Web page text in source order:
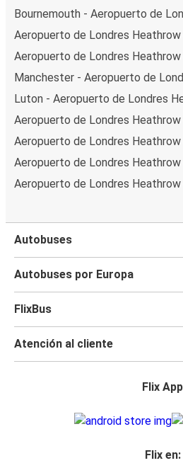
Bournemouth - Aeropuerto de
Aeropuerto de Londres
Aeropuerto de Londres
Manchester - Aeropuerto de
Luton - Aeropuerto de Londres
Aeropuerto de Londres
Aeropuerto de Londres
Aeropuerto de Londres
Aeropuerto de Londres Heathrow
Autobuses
Autobuses por Europa
FlixBus
Atención al cliente
Flix App
Flix en: